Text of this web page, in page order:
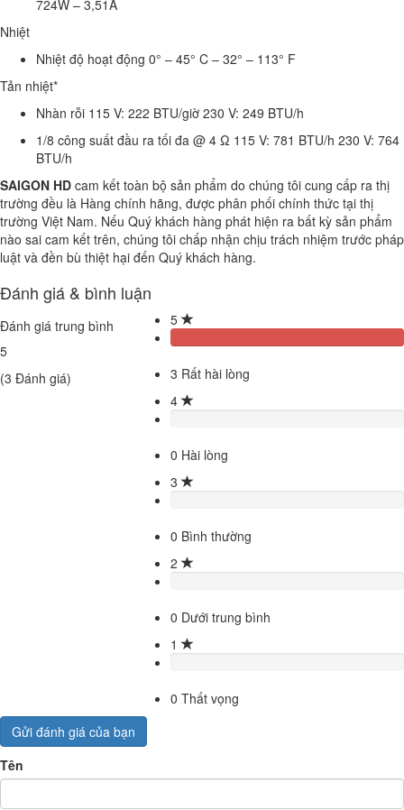
724W – 3,51A
Nhiệt
Nhiệt độ hoạt động 0° – 45° C – 32° – 113° F
Tản nhiệt*
Nhàn rỗi 115 V: 222 BTU/giờ 230 V: 249 BTU/h
1/8 công suất đầu ra tối đa @ 4 Ω 115 V: 781 BTU/h 230 V: 764
BTU/h
SAIGON HD cam kết toàn bộ sản phẩm do chúng tôi cung cấp ra thị
trường đều là Hàng chính hãng, được phân phối chính thức tại thị
trường Việt Nam. Nếu Quý khách hàng phát hiện ra bất kỳ sản phẩm
nào sai cam kết trên, chúng tôi chấp nhận chịu trách nhiệm trước pháp
luật và đền bù thiệt hại đến Quý khách hàng.
Đánh giá & bình luận
Đánh giá trung bình
5
(3 Đánh giá)
5
3 Rất hài lòng
4
0 Hài lòng
3
0 Bình thường
2
0 Dưới trung bình
1
0 Thất vọng
Gửi đánh giá của bạn
Tên